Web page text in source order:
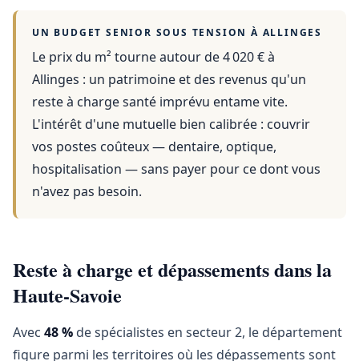
UN BUDGET SENIOR SOUS TENSION À ALLINGES
Le prix du m² tourne autour de 4 020 €à
Allinges : un patrimoine et des revenus qu'un
reste à charge santé imprévu entame vite.
L'intérêt d'une mutuelle bien calibrée : couvrir
vos postes coûteux — dentaire, optique,
hospitalisation — sans payer pour ce dont vous
n'avez pas besoin.
Reste à charge et dépassements dans la
Haute-Savoie
Avec 48 % de spécialistes en secteur 2, le département
figure parmi les territoires où les dépassements sont